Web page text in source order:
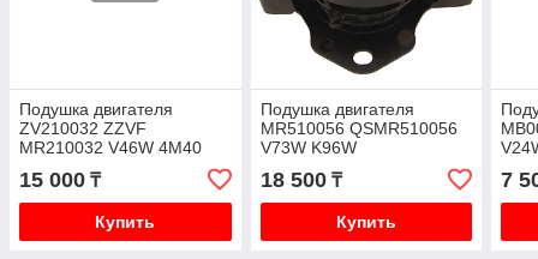
Подушка двигателя
ZV210032 ZZVF
MR210032 V46W 4M40
15 000 ₸
Купить
Подушка двигателя
MR510056 QSMR510056
V73W K96W
18 500₸
Купить
7